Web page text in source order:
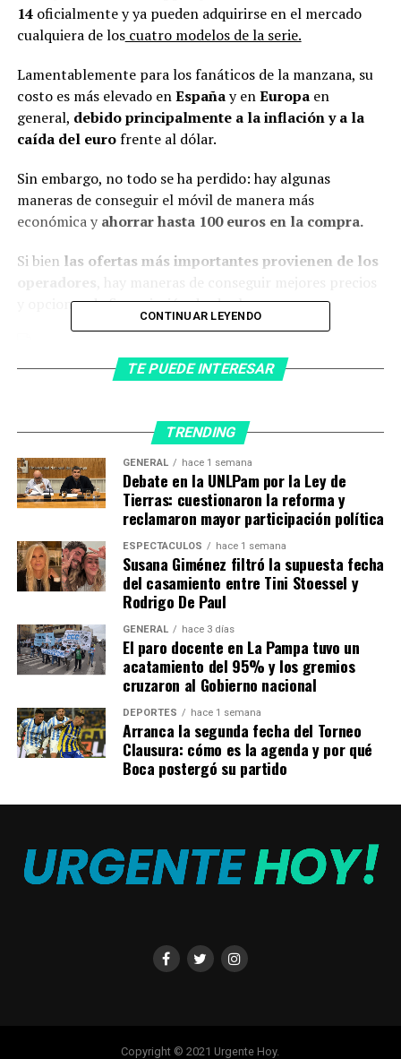
14 oficialmente y ya pueden adquirirse en el mercado
cualquiera de loscuatro modelos de la serie.
Lamentablemente para los fanáticos de la manzana, su
costo es más elevado enEspañay enEuropaen
general, debido principalmente a la inflación y a la
caída del eurofrente al dólar.
Sin embargo, no todo se ha perdido: hay algunas
maneras de conseguir el móvil de manera más
económica y ahorrar hasta 100 euros en la compra.
Si bien las ofertas más importantes provienen de los
operadores
, hay maneras de conseguir mejores precios
y opciones de financiación desde ahora.
El iphone 14 pro fue presentado la semana pasada.
España
Si bien el precio varía en función del modelo, la opción
más básica del móvil de Apple supone el desembolso
más de mil euros.
Si bien enEstados Unidosel coste inicia desde los 799
dólares, hay países, como el caso deTurquía, en los
estándar parte de los 1699 dólares,
decir, el doble del original.
El precio del iphone 14, según el modelo:
iPhone 14
128 GB
: 1009 euros
1139 euros
512 GB:1399 euros
iPhone 14 Plus
128 GB: 1159 euros
: 1549 euros
CONTINUAR LEYENDO
TE PUEDE INTERESAR
TRENDING
GENERAL hace 1 semana
Debate en la UNLPam por la Ley de
Tierras: cuestionaron la reforma y
reclamaron mayor participación política
ESPECTÁCULOS hace 1 semana
Susana Giménez filtró la supuesta fecha
del casamiento entre Tini Stoessel y
Rodrigo De Paul
GENERAL hace 3 días
El paro docente en La Pampa tuvo un
acatamiento del 95% y los gremios
cruzaron al Gobierno nacional
DEPORTES hace 1 semana
Arranca la segunda fecha del Torneo
Clausura: cómo es la agenda y por qué
Boca postergó su partido
Copyright © 2021 Urgente Hoy.